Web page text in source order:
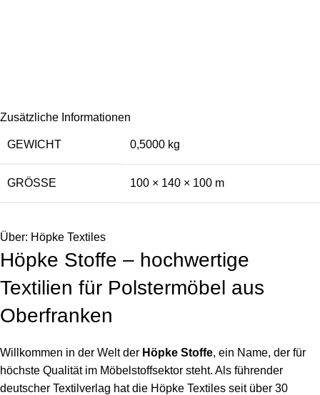
Zusätzliche Informationen
GEWICHT 0,5000 kg
GRÖSSE 100 × 140 × 100 m
Über: Höpke Textiles
Höpke Stoffe – hochwertige
Textilien für Polstermöbel aus
Oberfranken
Willkommen in der Welt der Höpke Stoffe, ein Name, der für
höchste Qualität im Möbelstoffsektor steht. Als führender
deutscher Textilverlag hat die Höpke Textiles seit über 30